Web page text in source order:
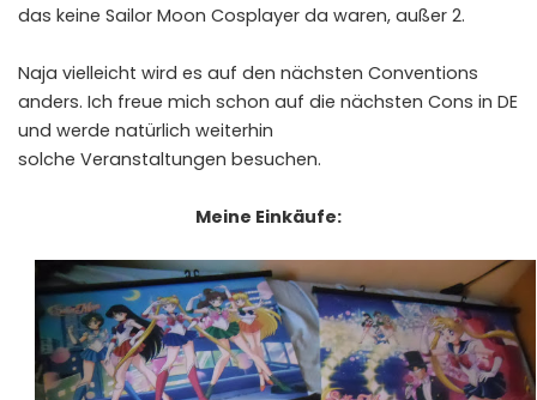
das keine Sailor Moon Cosplayer da waren, außer 2.
Naja vielleicht wird es auf den nächsten Conventions
anders. Ich freue mich schon auf die nächsten Cons in DE
und werde natürlich weiterhin
solche Veranstaltungen besuchen.
Meine Einkäufe: